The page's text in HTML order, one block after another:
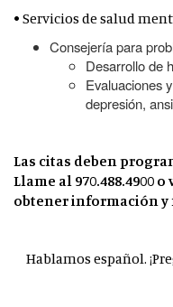
• Servicios de salud
Consejería para
Desarrollo de
Evaluaciones
depresión,
Las citas deben
Llame al 970.488.4900
obtener información
Hablamos español.